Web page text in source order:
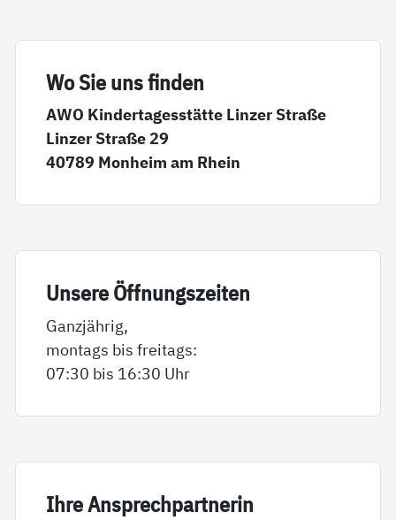
Wo Sie uns fin­den
AWO Kindertagesstätte Linzer Straße
Linzer Straße 29
40789 Monheim am Rhein
Un­se­re Öff­nungs­zei­ten
Ganzjährig,
montags bis freitags:
07:30 bis 16:30 Uhr
Ih­re An­sp­rech­part­ne­rin